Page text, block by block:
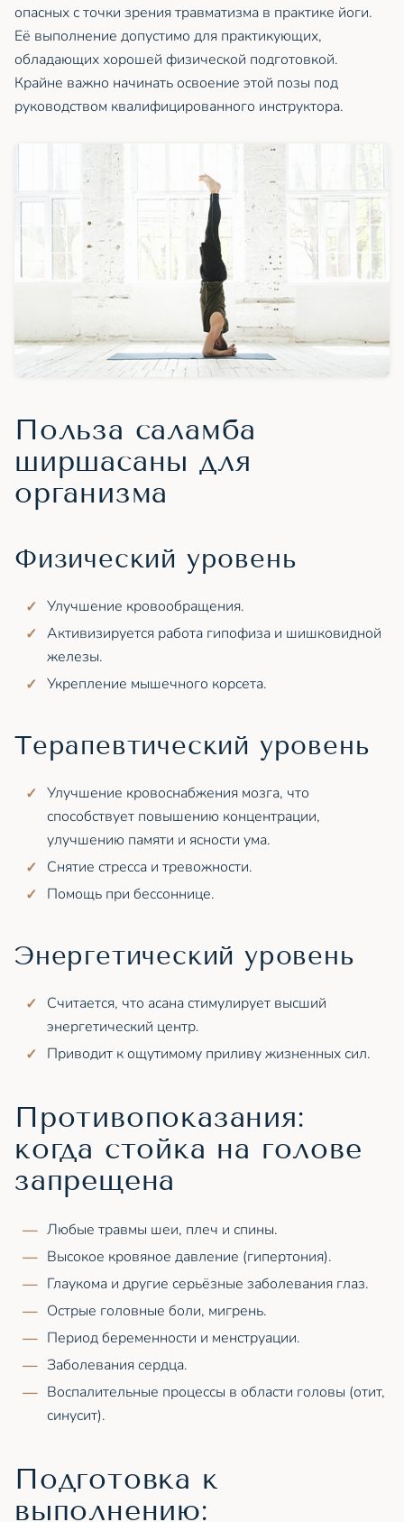
опасных с точки зрения травматизма в практике йоги.
Её выполнение допустимо для практикующих,
обладающих хорошей физической подготовкой.
Крайне важно начинать освоение этой позы под
руководством квалифицированного инструктора.
Польза саламба
ширшасаны для
организма
Физический уровень
Улучшение кровообращения.
Активизируется работа гипофиза и шишковидной
железы.
Укрепление мышечного корсета.
Терапевтический уровень
Улучшение кровоснабжения мозга, что
способствует повышению концентрации,
улучшению памяти и ясности ума.
Снятие стресса и тревожности.
Помощь при бессоннице.
Энергетический уровень
Считается, что асана стимулирует высший
энергетический центр.
Приводит к ощутимому приливу жизненных сил.
Противопоказания:
когда стойка на голове
запрещена
Любые травмы шеи, плеч и спины.
Высокое кровяное давление (гипертония).
Глаукома и другие серьёзные заболевания глаз.
Острые головные боли, мигрень.
Период беременности и менструации.
Заболевания сердца.
Воспалительные процессы в области головы (отит,
синусит).
Подготовка к
выполнению: